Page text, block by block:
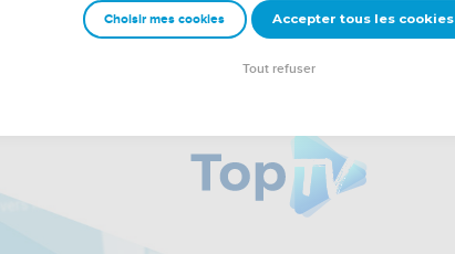
Choisir mes cookies Accepter tous les cookies
Tout refuser